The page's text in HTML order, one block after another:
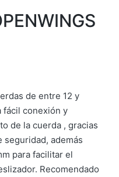
de entre 12 y
fácil conexión y
de la cuerda , gracias
seguridad, además
para facilitar el
Recomendado